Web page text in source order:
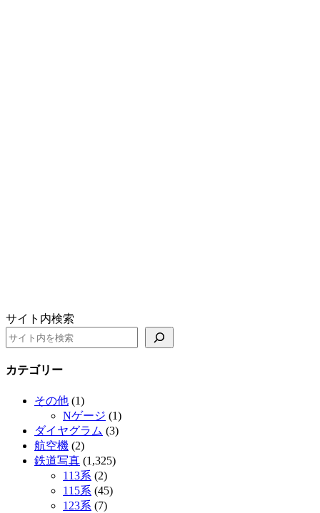
サイト内検索
カテゴリー
その他 (1)
Nゲージ (1)
ダイヤグラム (3)
航空機 (2)
鉄道写真 (1,325)
113系 (2)
115系 (45)
123系 (7)